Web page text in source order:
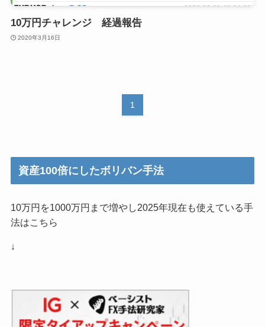
10万円チャレンジ 経過報告
2020年3月16日
1
資産100倍にしたボリバン手法
10万円を1000万円まで増やし2025年現在も使えている手
法はこちら
↓